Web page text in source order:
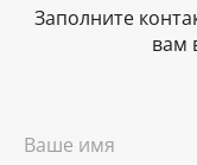
Заполните
вам